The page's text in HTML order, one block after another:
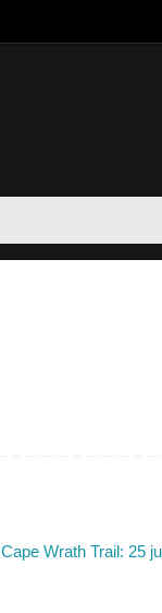
Cape Wrath Trail: 25